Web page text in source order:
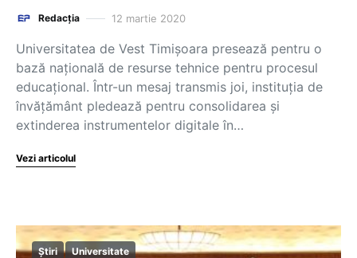
Redacția 12 martie 2020
Universitatea de Vest Timișoara presează pentru o
bază națională de resurse tehnice pentru procesul
educațional. Într-un mesaj transmis joi, instituția de
învățământ pledează pentru consolidarea și
extinderea instrumentelor digitale în…
Vezi articolul
Știri Universitate